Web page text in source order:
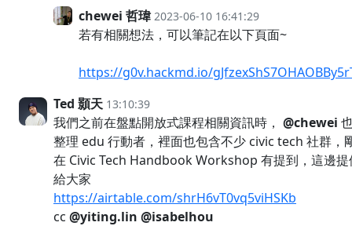
chewei 哲瑋 2023-06-10 16:41:29
若有相關想法，可以筆記在以下頁面~
https://g0v.hackmd.io/
Ted 顥天 13:10:39
我們之前在盤點開放式課程相關資訊時， @chewei
整理 edu 行動者，裡面也包含不少 civic tech 社群，
在 Civic Tech Handbook Workshop 有提到，這邊提
給大家
https://airtable.com/shrH6vT0vq5viHSKb
cc @yiting.lin @isabelhou